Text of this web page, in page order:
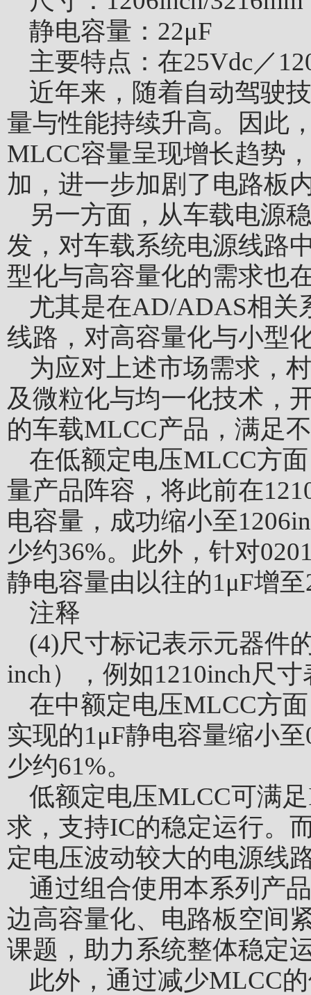
静电容量： 22μF
主要特点： 在25Vdc／
近年来，随着自动驾驶
量与性能持续升高。因此
MLCC容量呈现增长趋势
加，进一步加剧了电路板
另一方面，从车载电源
发，对车载系统电源线路
型化与高容量化的需求也
尤其是在AD/ADAS相关
线路，对高容量化与小型
为应对上述市场需求，
及微粒化与均一化技术，
的车载MLCC产品，满足
在低额定电压MLCC方
量产品阵容，将此前在
电容量，成功缩小至
少约36%。此外，针对
静电容量由以往的1μF增至
注释
(4)尺寸标记表示元器件
inch），例如1210inch尺
在中额定电压MLCC方
实现的1μF静电容量缩小
少约61%。
低额定电压MLCC可满
求，支持IC的稳定运行。
定电压波动较大的电源线
通过组合使用本系列产
边高容量化、电路板空间
课题，助力系统整体稳定
此外，通过减少MLCC